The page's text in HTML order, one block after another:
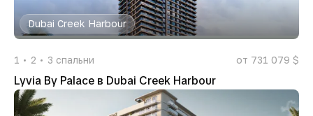
Dubai Creek Harbour
1 2 3 спальни от 731 079 $
Lyvia By Palace в Dubai Creek Harbour